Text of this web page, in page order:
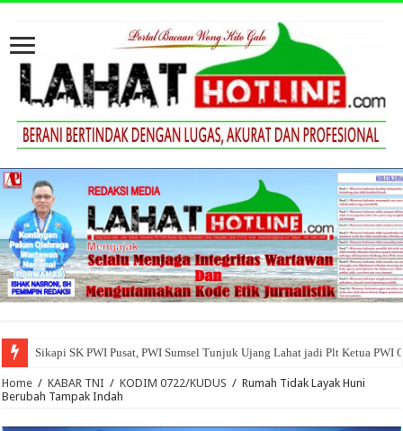
Sikapi SK PWI Pusat, PWI Sumsel Tunjuk Ujang Lahat jadi Plt Ketua PWI
Home / KABAR TNI / KODIM 0722/KUDUS / Rumah Tidak Layak Huni
Berubah Tampak Indah